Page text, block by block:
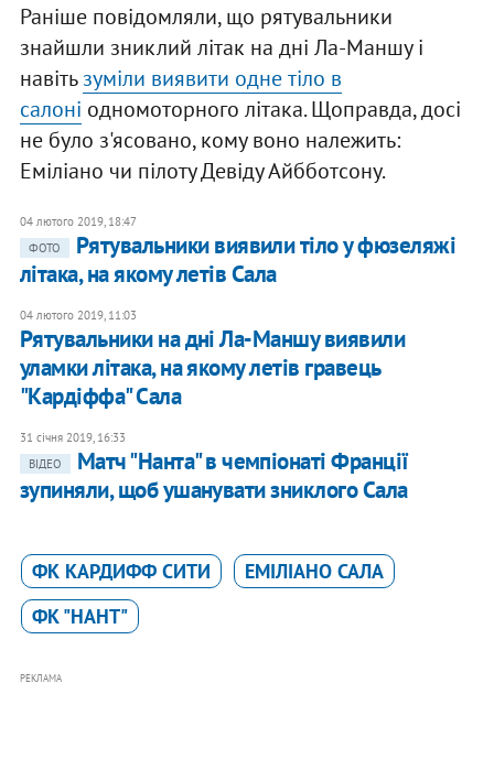
Раніше повідомляли, що рятувальники
знайшли зниклий літак на дні Ла-Маншу і
навітьзуміли виявити одне тіло в
салоні одномоторного літака. Щоправда, досі
не було з'ясовано, кому воно належить:
Еміліано чи пілоту Девіду Айбботсону.
04 лютого 2019, 18:47
ФОТО
Рятувальники виявили тіло у фюзеляжі
літака, на якому летів Сала
04 лютого 2019, 11:03
Рятувальники на дні Ла-Маншу виявили
уламки літака, на якому летів гравець
"Кардіффа" Сала
31 січня 2019, 16:33
ВІДЕО
Матч "Нанта" в чемпіонаті Франції
зупиняли, щоб ушанувати зниклого Сала
ФК КАРДИФФ СИТИ
ЕМIЛIАНО САЛА
ФК "НАНТ"
РЕКЛАМА